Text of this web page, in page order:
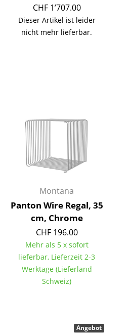
... alle Sitzmöbel
Tische
Schreibtische
Sekretäre & PC-Tische
Konferenztische
Kindertische
Gartentische
Servierwagen
Einzelteile
... alle Tische
Regale & Schränke
CHF 1’707.00
Dieser Artikel ist leider
nicht mehr lieferbar.
Montana
Panton Wire Regal, 35
cm, Chrome
CHF 196.00
Mehr als 5 x sofort
lieferbar, Lieferzeit 2-3
Werktage (Lieferland
Schweiz)
Angebot